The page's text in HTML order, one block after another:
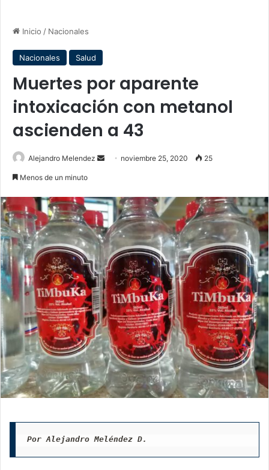
Inicio / Nacionales
Nacionales Salud
Muertes por aparente
intoxicación con metanol
ascienden a 43
Alejandro Melendez
Send noviembre 25, 2020 25
Menos de un minuto
Por Alejandro Meléndez D.